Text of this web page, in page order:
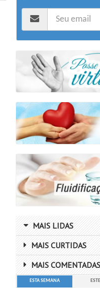
MAIS LIDAS
MAIS CURTIDAS
MAIS COMENTADAS
ESTA SEMANA